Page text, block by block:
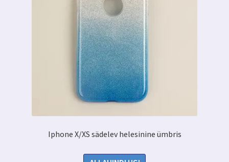
Iphone X/XS sädelev helesinine ümbris